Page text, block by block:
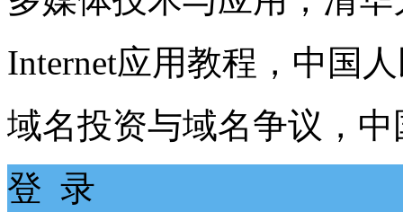
Internet应用教程，中国
域名投资与域名争议，
登 录